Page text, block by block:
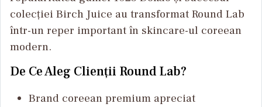
colecției Birch Juice au transformat Round Lab
într-un reper important în skincare-ul coreean
modern.
De Ce Aleg Clienții Round Lab?
Brand coreean premium apreciat